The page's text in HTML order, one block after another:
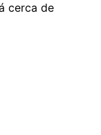
cerca de